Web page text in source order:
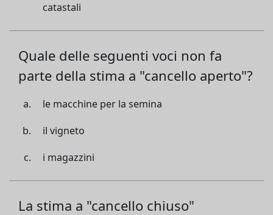
catastali
Quale delle seguenti voci non fa
parte della stima a "cancello aperto"?
le macchine per la semina
il vigneto
i magazzini
La stima a "cancello chiuso"